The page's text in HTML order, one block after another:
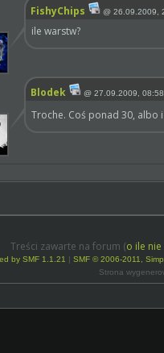
FishyChips @ 26.09.2009,
ile warstw?
Blodek @ 27.09.2009,
Troche. Coś ponad 30, albo
Treści zawarte na forum (o ile
by SMF 1.1.21 | SMF © 2006-2011,
Strona